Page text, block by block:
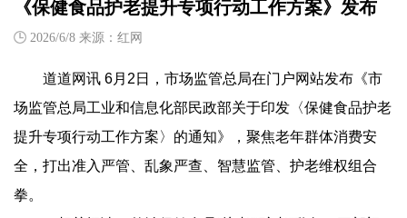
《保健食品护老提升专项行动工作方案》发布
2026/6/8 来源：红网
道道网讯 6月2日，市场监管总局在门户网站发布《市
场监管总局工业和信息化部民政部关于印发〈保健食品护老
提升专项行动工作方案〉的通知》，聚焦老年群体消费安
全，打出准入严管、乱象严查、智慧监管、护老维权组合
拳。